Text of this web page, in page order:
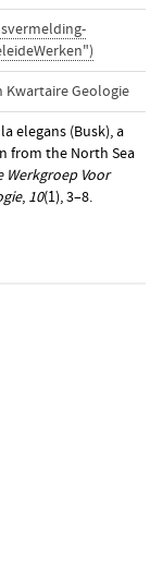
Kwartaire Geologie
elegans (Busk), a
from the North Sea
Werkgroep Voor
, 10(1), 3–8.